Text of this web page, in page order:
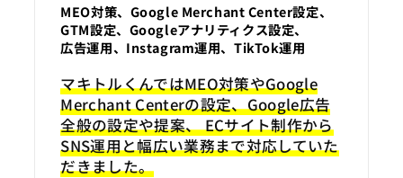
MEO対策、Google Merchant Center設定、
GTM設定、Googleアナリティクス設定、
広告運用、Instagram運用、TikTok運用
マキトルくんではMEO対策やGoogle
Merchant Centerの設定、Google広告
全般の設定や提案、 ECサイト制作から
SNS運用と幅広い業務まで対応していた
だきました。